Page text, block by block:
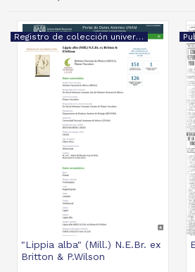
Registro de colección universitaria
"Lippia alba" (Mill.) N.E.Br. ex
Britton & P.Wilson